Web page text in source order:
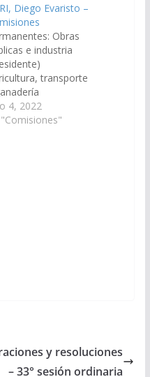
Diego Evaristo –
Obras
e industria
transporte
4, 2022
"Comisiones"
y resoluciones
– 33° sesión ordinaria